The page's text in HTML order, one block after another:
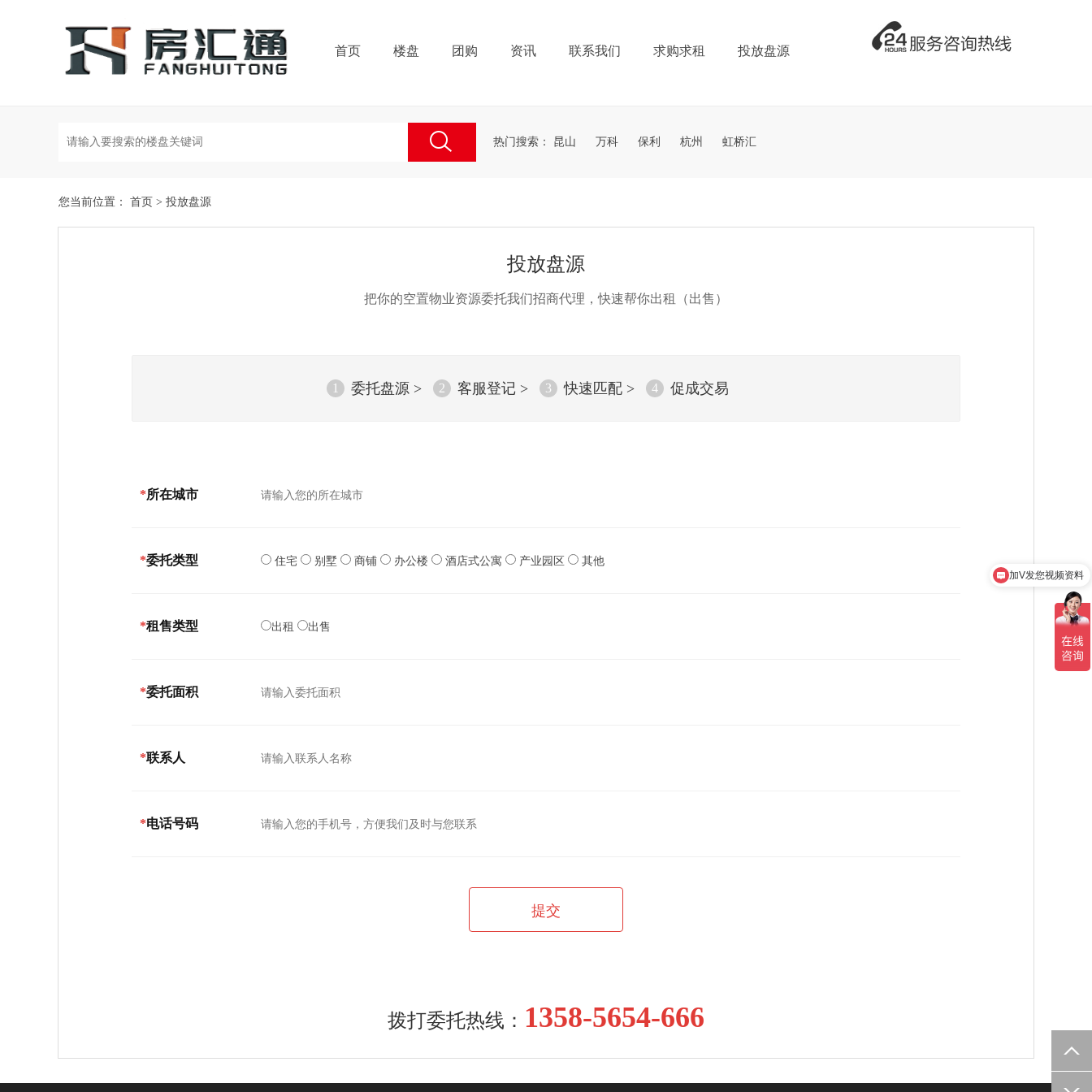
首页 楼盘 团购 资讯 联系我们 求购求租 投放盘源
热门搜索： 昆山 万科 保利 杭州 虹桥汇
您当前位置： 首页 > 投放盘源
投放盘源
把你的空置物业资源委托我们招商代理，快速帮你出租（出售）
1 委托盘源 > 2 客服登记 > 3 快速匹配 > 4 促成交易
*所在城市
*委托类型 住宅 别墅 商铺 办公楼 酒店式公寓 产业园区 其他
*租售类型 出租 出售
*委托面积
*联系人
*电话号码
提交
拨打委托热线： 1358-5654-666
加V发您视频资料